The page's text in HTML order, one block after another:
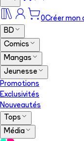
0Créer mon
BD
Comics
Mangas
Jeunesse
Promotions
Exclusivités
Nouveautés
Tops
Média